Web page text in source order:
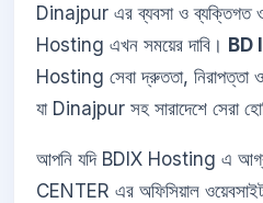
Dinajpur এর ব্যবসা ও ব্যক্তিগত
Hosting এখন সময়ের দাবি। BD
Hosting সেবা দ্রুততা, নিরাপত্তা ও
যা Dinajpur সহ সারাদেশে সেরা
আপনি যদি BDIX Hosting এ
CENTER এর অফিসিয়াল